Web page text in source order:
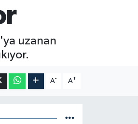
uzanan
A- A+